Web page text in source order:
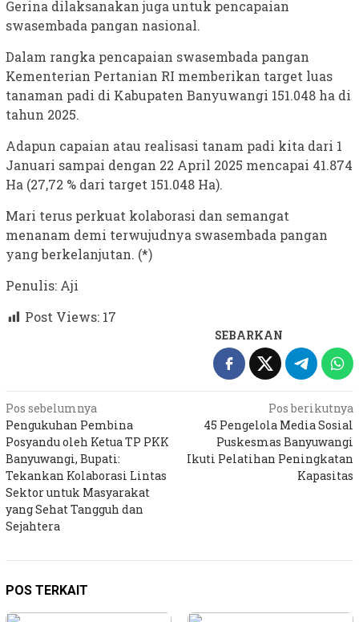
Gerina dilaksanakan juga untuk pencapaian
swasembada pangan nasional.
Dalam rangka pencapaian swasembada pangan
Kementerian Pertanian RI memberikan target luas
tanaman padi di Kabupaten Banyuwangi 151.048 ha di
tahun 2025.
Adapun capaian atau realisasi tanam padi kita dari 1
Januari sampai dengan 22 April 2025 mencapai 41.874
Ha (27,72 % dari target 151.048 Ha).
Mari terus perkuat kolaborasi dan semangat
menanam demi terwujudnya swasembada pangan
yang berkelanjutan. (*)
Penulis: Aji
Post Views: 17
SEBARKAN
Navigasi
pos
Pos sebelumnya
Pengukuhan Pembina
Posyandu oleh Ketua TP PKK
Banyuwangi, Bupati:
Tekankan Kolaborasi Lintas
Sektor untuk Masyarakat
yang Sehat Tangguh dan
Sejahtera
Pos berikutnya
45 Pengelola Media Sosial
Puskesmas Banyuwangi
Ikuti Pelatihan Peningkatan
Kapasitas
POS TERKAIT